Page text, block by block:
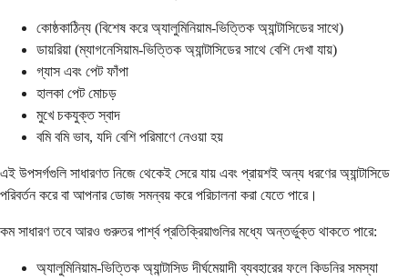
কোষ্ঠকাঠিন্য (বিশেষ করে অ্যালুমিনিয়াম-ভিত্তিক অ্যান্টাসিডের সাথে)
ডায়রিয়া (ম্যাগনেসিয়াম-ভিত্তিক অ্যান্টাসিডের সাথে বেশি দেখা যায়)
গ্যাস এবং পেট ফাঁপা
হালকা পেট মোচড়
মুখে চকযুক্ত স্বাদ
বমি বমি ভাব, যদি বেশি পরিমাণে নেওয়া হয়
এই উপসর্গগুলি সাধারণত নিজে থেকেই সেরে যায় এবং প্রায়শই অন্য ধরণের অ্যান্টাসিডে
পরিবর্তন করে বা আপনার ডোজ সমন্বয় করে পরিচালনা করা যেতে পারে।
কম সাধারণ তবে আরও গুরুতর পার্শ্ব প্রতিক্রিয়াগুলির মধ্যে অন্তর্ভুক্ত থাকতে পারে:
অ্যালুমিনিয়াম-ভিত্তিক অ্যান্টাসিড দীর্ঘমেয়াদী ব্যবহারের ফলে কিডনির সমস্যা